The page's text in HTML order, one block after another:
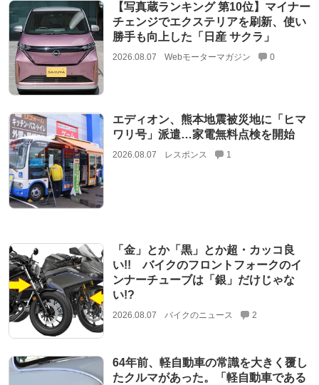
【写真蔵ランキング 第10位】マイナー
チェンジでエクステリアを刷新、使い
勝手も向上した「日産 サクラ」
2026.08.07 Webモーターマガジン 0
エディオン、熊本地震被災地に「ヒマ
ワリ号」派遣…家電無料点検を開始
2026.08.07 レスポンス 1
「金」とか「黒」とか超・カッコ良
い!! バイクのフロントフォークのイ
ンナーチューブは「銀」だけじゃな
い!?
2026.08.07 バイクのニュース 2
64年前、軽自動車の常識を大きく覆し
たクルマがあった。「軽自動車である